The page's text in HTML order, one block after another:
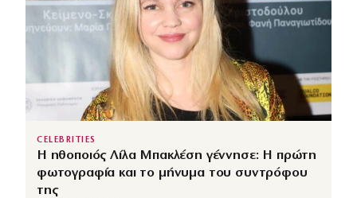
CELEBRITIES
Η ηθοποιός Λίλα Μπακλέση γέννησε: Η πρώτη
φωτογραφία και το μήνυμα του συντρόφου
της